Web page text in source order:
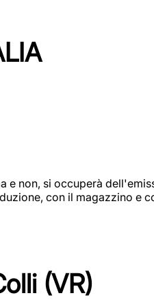
non, si occuperà
con il magazzino e
(VR)